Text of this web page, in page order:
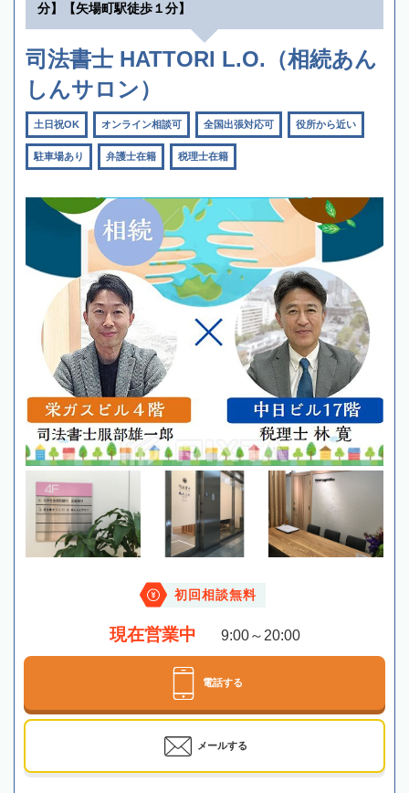
分】【矢場町駅徒歩１分】
司法書士 HATTORI L.O.（相続あん
しんサロン）
土日祝OK オンライン相談可 全国出張対応可 役所から近い
駐車場あり 弁護士在籍 税理士在籍
初回相談無料
現在営業中 9:00～20:00
電話する
メールする